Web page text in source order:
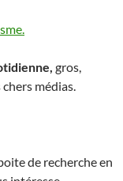
gros,
médias.
de recherche en